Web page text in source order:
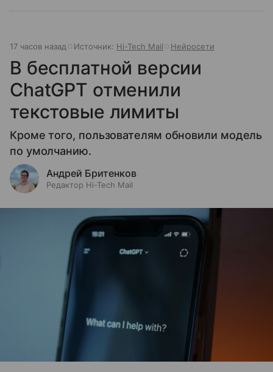
17 часов назад Источник: Hi-Tech Mail Нейросети
В бесплатной версии
ChatGPT отменили
текстовые лимиты
Кроме того, пользователям обновили модель
по умолчанию.
Андрей Бритенков
Редактор Hi-Tech Mail